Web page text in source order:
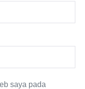
saya pada